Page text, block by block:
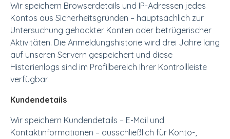
Wir speichern Browserdetails und IP-Adressen jedes
Kontos aus Sicherheitsgründen – hauptsächlich zur
Untersuchung gehackter Konten oder betrügerischer
Aktivitäten. Die Anmeldungshistorie wird drei Jahre lang
auf unseren Servern gespeichert und diese
Historienlogs sind im Profilbereich Ihrer Kontrollleiste
verfügbar.
Kundendetails
Wir speichern Kundendetails – E-Mail und
Kontaktinformationen – ausschließlich für Konto-,